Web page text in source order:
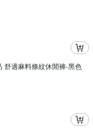
舒適麻料條紋休閒褲-黑色